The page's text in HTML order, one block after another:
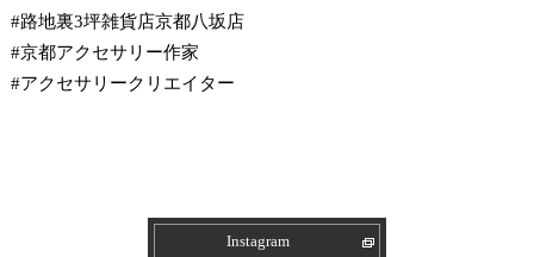
#路地裏3坪雑貨店京都八坂店
#京都アクセサリー作家
#アクセサリークリエイター
Instagram